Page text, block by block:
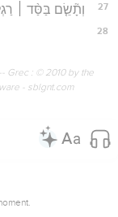
27 וְתָ֘שֵׂ֤ם בַּסַּ֨ד ׀
28
Grec : © 2010 by the
- sblgnt.com